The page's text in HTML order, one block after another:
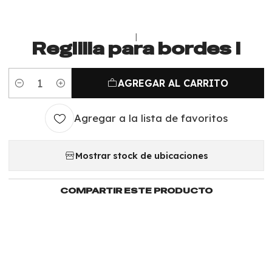
|
Reglilla para bordes I
Cantidad
AGREGAR AL CARRITO
Agregar a la lista de favoritos
Mostrar stock de ubicaciones
COMPARTIR ESTE PRODUCTO